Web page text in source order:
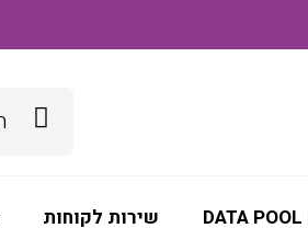
DATA POOL שירות לקוחות